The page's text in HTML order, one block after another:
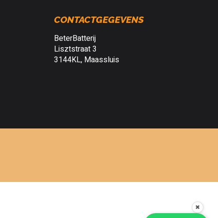
CONTACTGEGEVENS
BeterBatterij
Lisztstraat 3
3144KL, Maassluis
✖